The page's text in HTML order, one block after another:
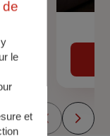
le
et